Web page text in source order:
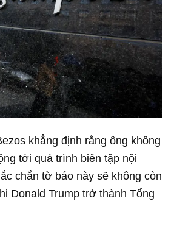
khẳng định rằng ông không
tới quá trình biên tập nội
chắn tờ báo này sẽ không còn
Donald Trump trở thành Tổng